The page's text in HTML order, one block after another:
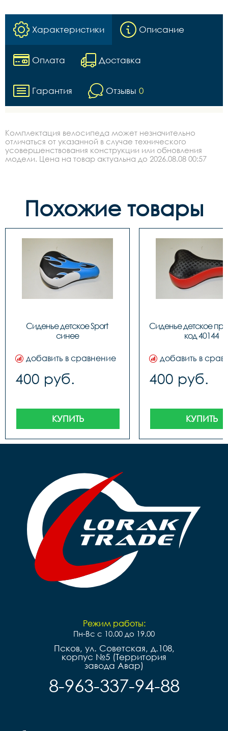
Характеристики Описание
Оплата Доставка
Гарантия Отзывы 0
Комплектация велосипеда может незначительно
отличаться от указанной в случае технического
усовершенствования конструкции или обновления
модели. Цена на товар актуальна до 2026.08.08 00:57
Похожие товары
Сиденье детское Sport
синее
добавить в сравнение
400 руб.
КУПИТЬ
Сиденье детское
код 40144
добавить в
400 руб.
КУПИТЬ
Режим работы:
Пн-Вс с 10.00 до 19.00
Псков, ул. Советская, д.108,
корпус №5 (Территория
завода Авар)
8-963-337-94-88